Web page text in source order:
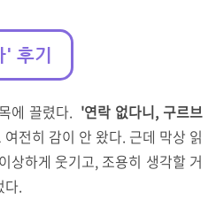
후기
에 끌렸다. '연락 없다니, 구르브
전히 감이 안 왔다. 근데 막상 읽
상하게 웃기고, 조용히 생각할 거
다.